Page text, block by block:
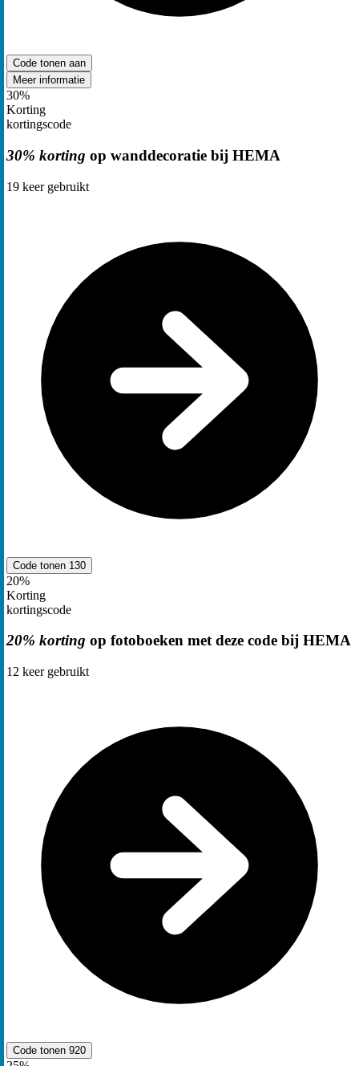
Code tonen aan
Meer informatie
30%
Korting
kortingscode
30% korting op wanddecoratie bij HEMA
19 keer gebruikt
Code tonen 130
20%
Korting
kortingscode
20% korting op fotoboeken met deze code bij HEMA
12 keer gebruikt
Code tonen 920